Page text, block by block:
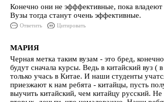
Конечно они не эфффективные, пока
Вузы тогда станут очень эффективные.
Ответить Цитировать
МАРИЯ
Черная метка таким вузам - это бред,
будут сначала курсы. Ведь в китайский вуз
только учась в Китае. И наши студенты
приезжают к нам ребята - китайцы, пусть
выучить китайский, чем китайцу русский.